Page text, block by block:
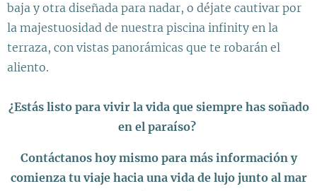
baja y otra diseñada para nadar, o déjate cautivar por
la majestuosidad de nuestra piscina infinity en la
terraza, con vistas panorámicas que te robarán el
aliento.
¿Estás listo para vivir la vida que siempre has soñado
en el paraíso?
Contáctanos hoy mismo para más información y
comienza tu viaje hacia una vida de lujo junto al mar